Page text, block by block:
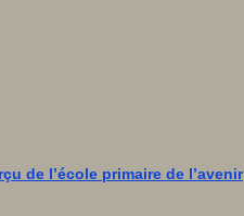
de l’école primaire de l’avenir